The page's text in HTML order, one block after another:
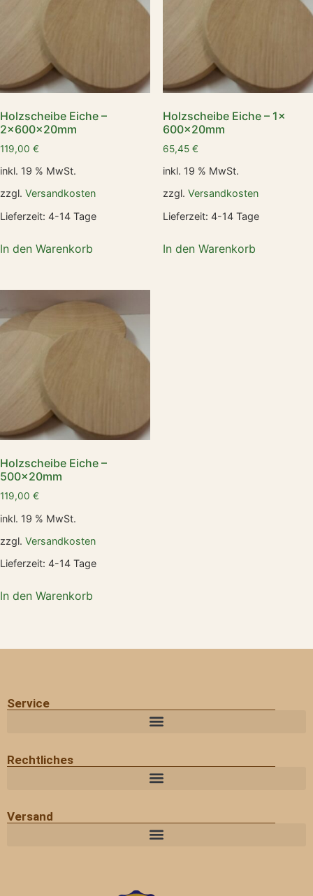
Holzscheibe Eiche –
2x600x20mm
119,00 €
inkl. 19 % MwSt.
zzgl. Versandkosten
Lieferzeit: 4-14 Tage
In den Warenkorb
Holzscheibe Eiche – 1x
600x20mm
65,45 €
inkl. 19 % MwSt.
zzgl. Versandkosten
Lieferzeit: 4-14 Tage
In den Warenkorb
Holzscheibe Eiche –
500x20mm
119,00 €
inkl. 19 % MwSt.
zzgl. Versandkosten
Lieferzeit: 4-14 Tage
In den Warenkorb
Service
Rechtliches
Versand